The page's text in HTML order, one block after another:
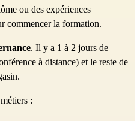
ou des expériences
commencer la formation.
. Il y a 1 à 2 jours de
à distance) et le reste de
: